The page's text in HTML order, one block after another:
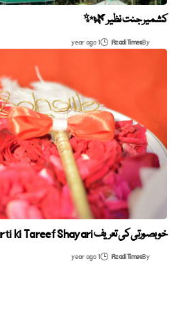
کشمیر جنت نظیر 🌿✨
By
Azadi Times
1 year ago
خوبصورتی کی تعریف Khubsurti ki Tareef Shayari
By
Azadi Times
1 year ago